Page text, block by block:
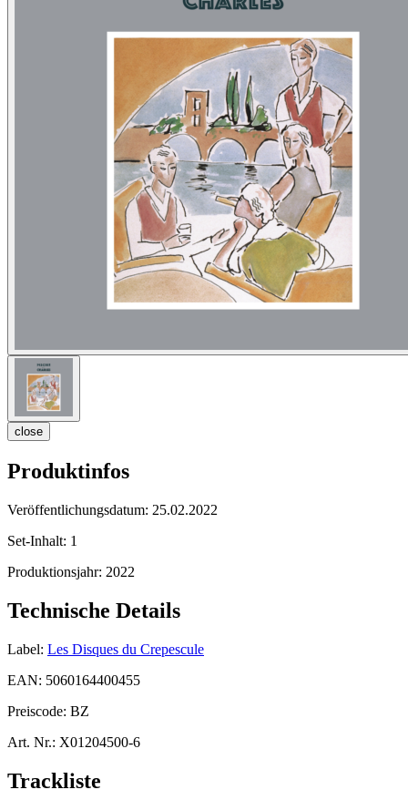
close
Produktinfos
Veröffentlichungsdatum: 25.02.2022
Set-Inhalt: 1
Produktionsjahr: 2022
Technische Details
Label: Les Disques du Crepescule
EAN: 5060164400455
Preiscode: BZ
Art. Nr.: X01204500-6
Trackliste